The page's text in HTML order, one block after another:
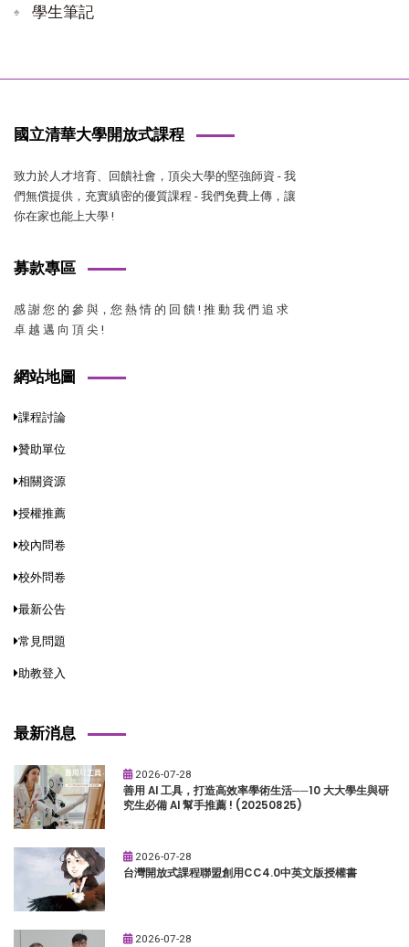
學生筆記
國立清華大學開放式課程
致力於人才培育、回饋社會，頂尖大學的堅強師資 - 我
們無償提供，充實縝密的優質課程 - 我們免費上傳，讓
你在家也能上大學 !
募款專區
感 謝 您 的 參 與，您 熱 情 的 回 饋 ! 推 動 我 們 追 求
卓 越 邁 向 頂 尖 !
網站地圖
課程討論
贊助單位
相關資源
授權推薦
校內問卷
校外問卷
最新公告
常見問題
助教登入
最新消息
2026-07-28
善用 AI 工具，打造高效率學術生活──10 大大學生與研
究生必備 AI 幫手推薦 ! (20250825)
2026-07-28
台灣開放式課程聯盟創用CC4.0中英文版授權書
2026-07-28